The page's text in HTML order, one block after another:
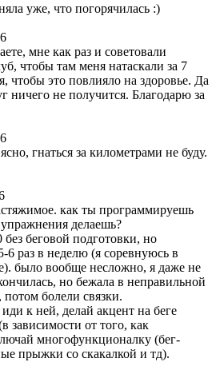
уже, что погорячилась :)
мне как раз и советовали
чтобы там меня натаскали за 7
чтобы это повлияло на здоровье. Да
ничего не получится. Благодарю за
гнаться за километрами не буду.
как ты программируешь
делаешь?
беговой подготовки, но
6 раз в неделю (я соревнуюсь в
было вообще несложно, я даже не
но бежала в неправильной
болели связки.
к ней, делай акцент на беге
зависимости от того, как
многофункционалку (бег-
прыжки со скакалкой и тд).